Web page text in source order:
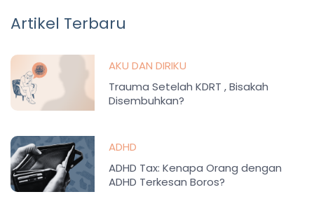
Artikel Terbaru
AKU DAN DIRIKU
Trauma Setelah KDRT , Bisakah
Disembuhkan?
ADHD
ADHD Tax: Kenapa Orang dengan
ADHD Terkesan Boros?